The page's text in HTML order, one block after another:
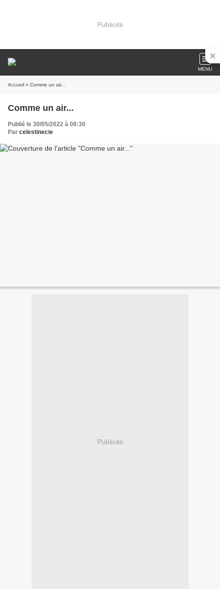
Publicité
MENU
Accueil » Comme un air...
Comme un air...
Publié le 30/05/2022 à 08:30
Par celestinecie
Publicité